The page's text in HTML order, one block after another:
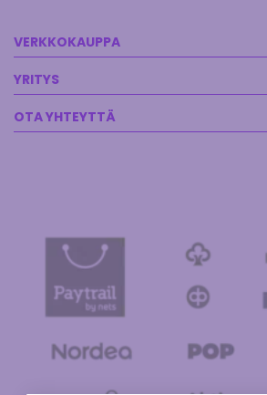
VERKKOKAUPPA
YRITYS
OTA YHTEYTTÄ